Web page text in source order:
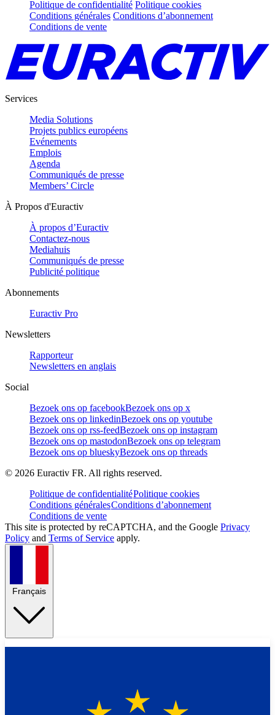
Politique de confidentialité Politique cookies
Conditions générales Conditions d’abonnement
Conditions de vente
Services
Media Solutions
Projets publics européens
Evénements
Emplois
Agenda
Communiqués de presse
Members’ Circle
À Propos d'Euractiv
À propos d’Euractiv
Contactez-nous
Mediahuis
Communiqués de presse
Publicité politique
Abonnements
Euractiv Pro
Newsletters
Rapporteur
Newsletters en anglais
Social
Bezoek ons op facebookBezoek ons op x
Bezoek ons op linkedinBezoek ons op youtube
Bezoek ons op rss-feedBezoek ons op instagram
Bezoek ons op mastodonBezoek ons op telegram
Bezoek ons op blueskyBezoek ons op threads
© 2026 Euractiv FR. All rights reserved.
Politique de confidentialitéPolitique cookies
Conditions généralesConditions d’abonnement
Conditions de vente
This site is protected by reCAPTCHA, and the Google Privacy
Policy and Terms of Service apply.
Français